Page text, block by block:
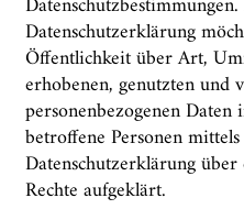
Datenschutzerklärung
Öffentlichkeit über Art,
erhobenen, genutzten und
personenbezogenen
betroffene Personen
Datenschutzerklärung
Rechte aufgeklärt.